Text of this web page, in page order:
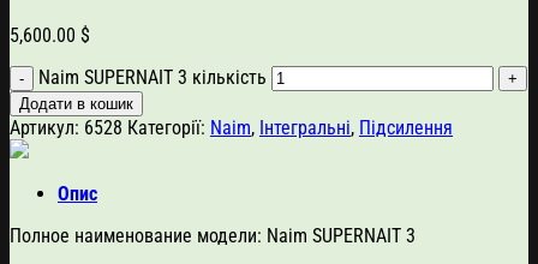
5,600.00 $
Naim SUPERNAIT 3 кількість
Додати в кошик
Артикул: 6528 Категорії: Naim, Інтегральні, Підсилення
Опис
Полное наименование модели: Naim SUPERNAIT 3